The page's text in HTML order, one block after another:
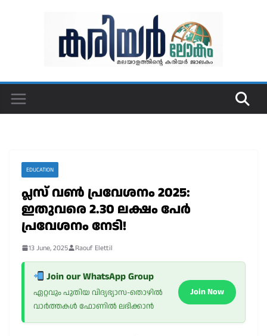
EDUCATION
പ്ലസ് വൺ പ്രവേശനം 2025:
ഇതുവരെ 2.30 ലക്ഷം പേർ
പ്രവേശനം നേടി!
13 June, 2025 Raouf Elettil
Join our WhatsApp Group
ഏറ്റവും പുതിയ വിദ്യഭ്യാസ-തൊഴിൽ
വാർത്തകൾ ഫോണിൽ ലഭിക്കാൻ
Join Now